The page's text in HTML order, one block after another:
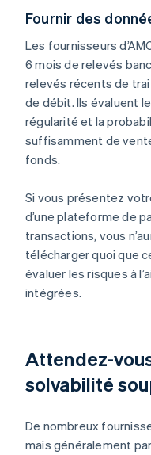
Fournir des
Les fournisseurs
6 mois de relevés
relevés récents de
de débit. Ils évaluent
régularité et la
suffisamment de
fonds.
Si vous présentez
d’une plateforme de
transactions, vous
télécharger quoi que
évaluer les risques à
intégrées.
Attendez-
solvabilité
De nombreux
mais généralement